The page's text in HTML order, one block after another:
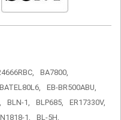
BA7800,
BATEL80L6,
EB-BR500ABU,
BLN-1, BLP685,
ER17330V,
1, BL-5H,